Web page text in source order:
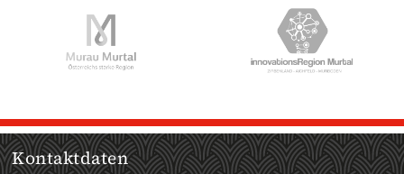
Kontaktdaten